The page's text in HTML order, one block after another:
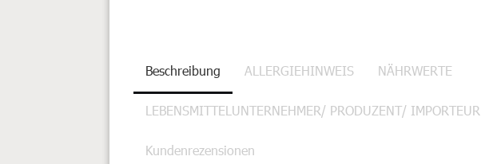
Beschreibung ALLERGIEHINWEIS NÄHRWERTE
LEBENSMITTELUNTERNEHMER/ PRODUZENT/ IMPORTEUR
Kundenrezensionen